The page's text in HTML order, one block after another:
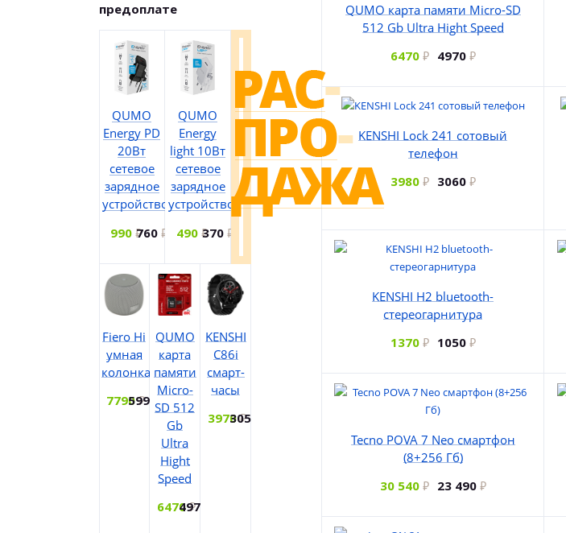
предоплате
QUMO
Energy PD
20Вт
сетевое
зарядное
устройство
990 760
QUMO
Energy
light 10Вт
сетевое
зарядное
устройство
490 370
Fiero Hi
умная
колонка
77905990
QUMO
карта
памяти
Micro-
SD 512
Gb
Ultra
Hight
Speed
64704970
KENSHI
C86i
смарт-
часы
39703050
QUMO карта памяти Micro-SD
512 Gb Ultra Hight Speed
6470
4970
KENSHI Lock 241 сотовый
телефон
3980
3060
KENSHI H2 bluetooth-
стереогарнитура
1370
1050
Tecno POVA 7 Neo смартфон
(8+256 Гб)
30 540
23 490